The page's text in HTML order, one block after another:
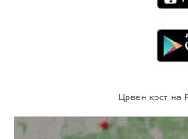
Црвен крст на